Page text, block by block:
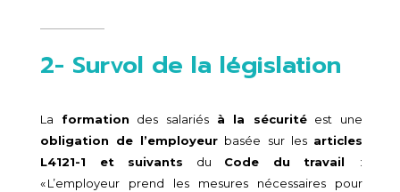
2- Survol de la législation
La formation des salariés à la sécuritéest une
obligation de l’employeur basée sur les articles
L4121-1 et suivants du Code du travail :
« L’employeur prend les mesures nécessaires pour